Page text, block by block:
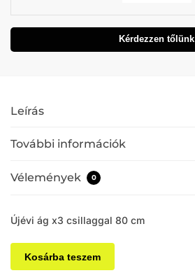
Kérdezzen tőlünk
Leírás
További információk
Vélemények 0
Újévi ág x3 csillaggal 80 cm
Kosárba teszem